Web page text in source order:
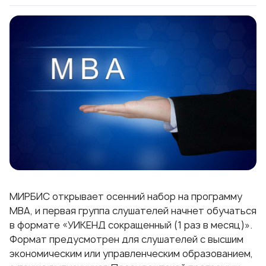
МИРБИС открывает осенний набор на программу
МВА, и первая группа слушателей начнет обучаться
в формате «УИКЕНД сокращенный (1 раз в месяц)».
Формат предусмотрен для слушателей с высшим
экономическим или управленческим образованием,